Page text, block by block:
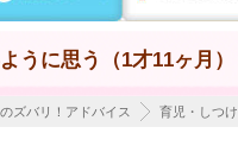
うに思う（1才11ヶ月）
育児・しつけ
ズバリ！アドバイス